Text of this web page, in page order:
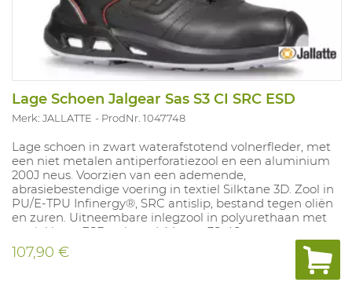
Lage Schoen Jalgear Sas S3 CI SRC ESD
Merk: JALLATTE ProdNr. 1047748
Lage schoen in zwart waterafstotend volnerfleder, met
een niet metalen antiperforatiezool en een aluminium
200J neus. Voorzien van een ademende,
abrasiebestendige voering in textiel Silktane 3D. Zool in
PU/E-TPU Infinergy®, SRC antislip, bestand tegen oliën
en zuren. Uitneembare inlegzool in polyurethaan met
textiel laag. ESD gekeurd. Maten: 38-48.
107,90 €